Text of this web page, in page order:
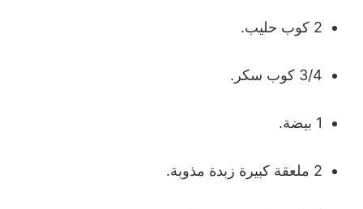
2 كوب حليب.
3/4 كوب سكر.
1 بيضة.
2 ملعقة كبيرة زبدة مذوبة.